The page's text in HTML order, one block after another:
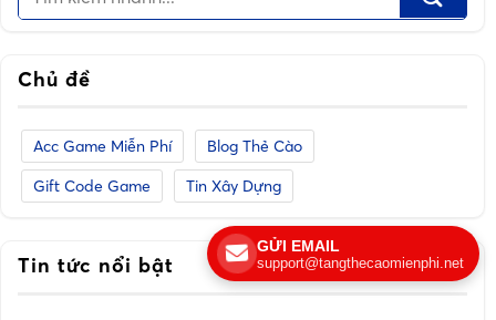
Chủ đề
Acc Game Miễn Phí
Blog Thẻ Cào
Gift Code Game
Tin Xây Dựng
Tin tức nổi bật
GỬI EMAIL
support@tangthecaomienphi.net